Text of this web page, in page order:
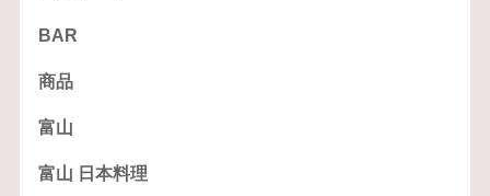
BAR
商品
富山
富山 日本料理